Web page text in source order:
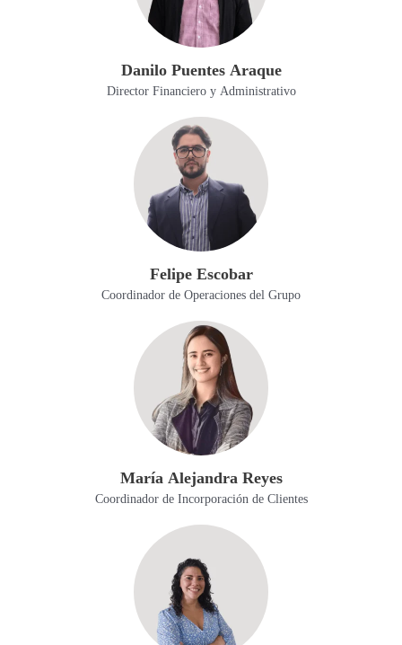
Danilo Puentes Araque
Director Financiero y Administrativo
Felipe Escobar
Coordinador de Operaciones del Grupo
María Alejandra Reyes
Coordinador de Incorporación de Clientes